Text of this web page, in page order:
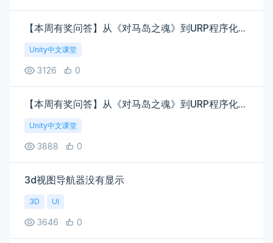
【本周有奖问答】从《对马岛之魂》到URP程序化草地渲染实战 - Tile-Based 草地渲染优化 6-1/6-2 基于Tile的草叶渲染 章节小测
Unity中文课堂
3126 0
【本周有奖问答】从《对马岛之魂》到URP程序化草地渲染实战 - 风力系统与动画模拟 5-3 Sine波动函数模拟草叶摇摆动画 章节小测
Unity中文课堂
3888 0
3d视图导航器没有显示
3D UI
3646 0